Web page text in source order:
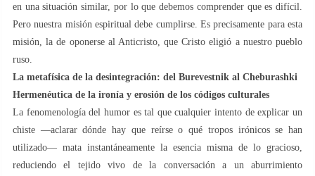
en una situación similar, por lo que debemos comprender que es difícil.
Pero nuestra misión espiritual debe cumplirse. Es precisamente para esta
misión, la de oponerse al Anticristo, que Cristo eligió a nuestro pueblo
ruso.
La metafísica de la desintegración: del Burevestnik al Cheburashki
Hermenéutica de la ironía y erosión de los códigos culturales
La fenomenología del humor es tal que cualquier intento de explicar un
chiste —aclarar dónde hay que reírse o qué tropos irónicos se han
utilizado— mata instantáneamente la esencia misma de lo gracioso,
reduciendo el tejido vivo de la conversación a un aburrimiento